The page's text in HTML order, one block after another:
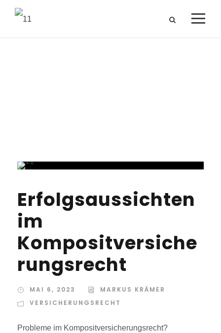
Erfolgsaussichten
im
Kompositversiche
rungsrecht
MAI 6, 2023
MARKUS KRÄMER
VERSICHERUNGSRECHT
Probleme im Kompositversicherungsrecht?